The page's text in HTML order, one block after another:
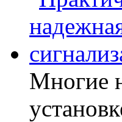
Многие